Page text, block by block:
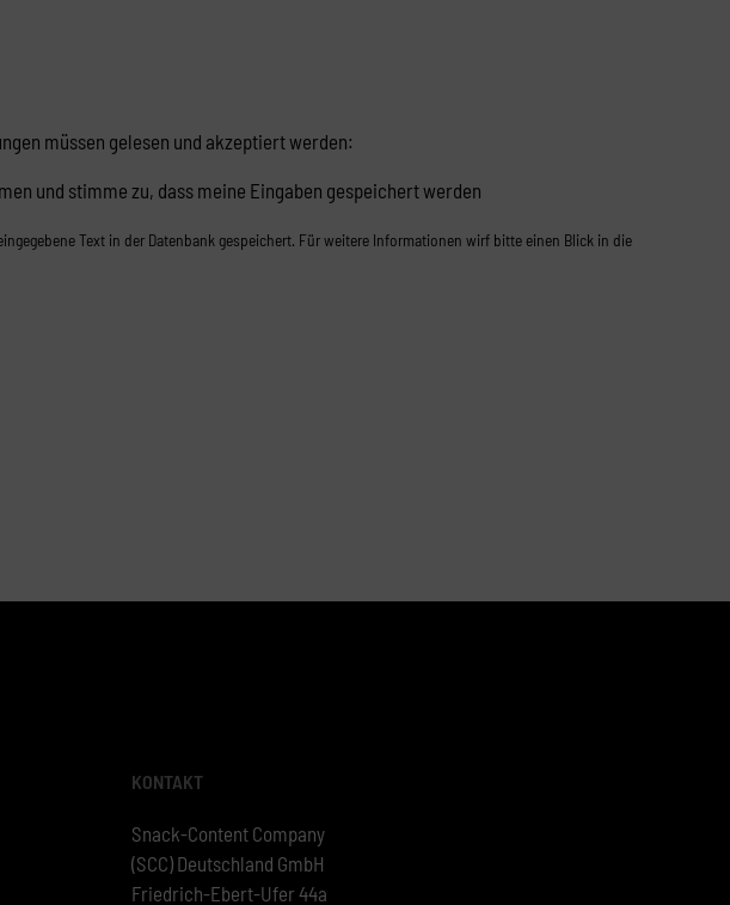
müssen gelesen und akzeptiert werden:
und stimme zu, dass meine Eingaben gespeichert werden
Text in der Datenbank gespeichert. Für weitere Informationen wirf bitte einen Blick in die
KONTAKT
Snack-Content Company
(SCC) Deutschland GmbH
Friedrich-Ebert-Ufer 44a